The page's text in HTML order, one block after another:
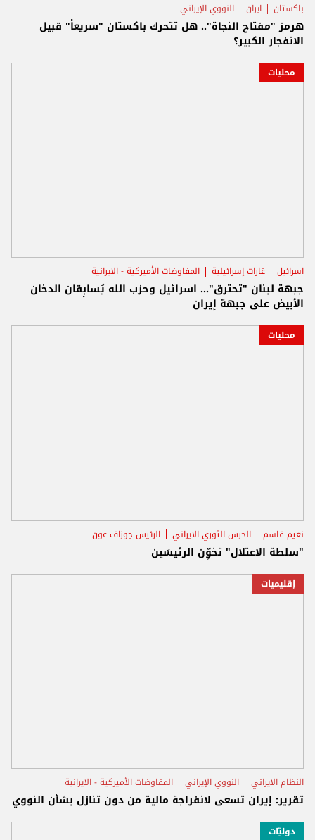
باكستان ايران النووي الإيراني
هرمز "مفتاح النجاة".. هل تتحرك باكستان "سريعاً" قبيل
الانفجار الكبير؟
محليات
اسرائيل غارات إسرائيلية المفاوضات الأميركية - الايرانية
جبهة لبنان "تحترق"... اسرائيل وحزب الله يُسابِقان الدخان
الأبيض على جبهة إيران
محليات
نعيم قاسم الحرس الثوري الايراني الرئيس جوزاف عون
"سلطة الاعتلال" تخوِّن الرئيسَين
إقليميات
النظام الايراني النووي الإيراني المفاوضات الأميركية - الايرانية
تقرير: إيران تسعى لانفراجة مالية من دون تنازل بشأن النووي
دوليّات